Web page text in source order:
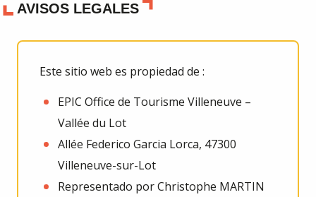
AVISOS LEGALES
Este sitio web es propiedad de :
EPIC Office de Tourisme Villeneuve –
Vallée du Lot
Allée Federico Garcia Lorca, 47300
Villeneuve-sur-Lot
Representado por Christophe MARTIN